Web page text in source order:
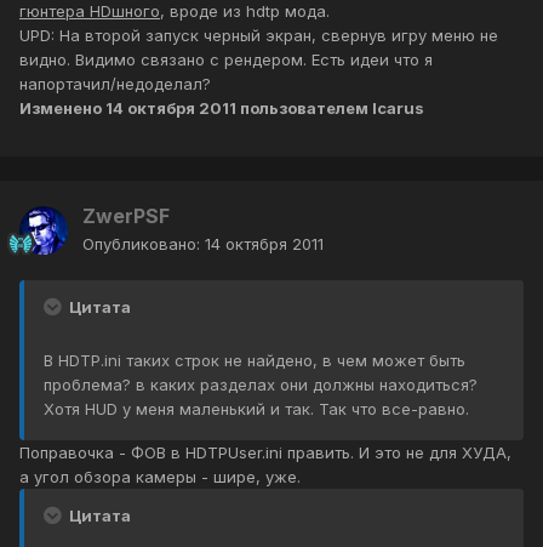
гюнтера HDшного, вроде из hdtp мода.
UPD: На второй запуск черный экран, свернув игру меню не
видно. Видимо связано с рендером. Есть идеи что я
напортачил/недоделал?
Изменено 14 октября 2011 пользователем Icarus
ZwerPSF
Опубликовано: 14 октября 2011
Цитата
В HDTP.ini таких строк не найдено, в чем может быть
проблема? в каких разделах они должны находиться?
Хотя HUD у меня маленький и так. Так что все-равно.
Поправочка - ФОВ в HDTPUser.ini править. И это не для ХУДА,
а угол обзора камеры - шире, уже.
Цитата